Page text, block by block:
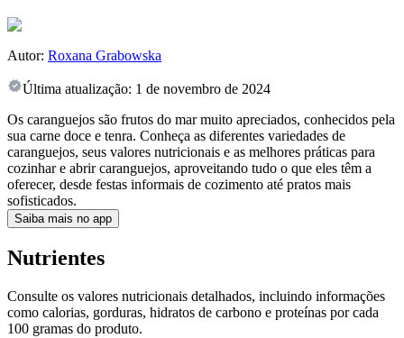
Autor: Roxana Grabowska
Última atualização: 1 de novembro de 2024
Os caranguejos são frutos do mar muito apreciados, conhecidos pela
sua carne doce e tenra. Conheça as diferentes variedades de
caranguejos, seus valores nutricionais e as melhores práticas para
cozinhar e abrir caranguejos, aproveitando tudo o que eles têm a
oferecer, desde festas informais de cozimento até pratos mais
sofisticados.
Saiba mais no app
Nutrientes
Consulte os valores nutricionais detalhados, incluindo informações
como calorias, gorduras, hidratos de carbono e proteínas por cada
100 gramas do produto.